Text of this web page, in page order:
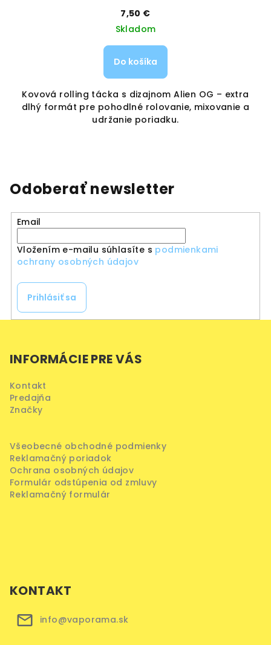
7,50 €
Skladom
Do košíka
Kovová rolling tácka s dizajnom Alien OG – extra
dlhý formát pre pohodlné rolovanie, mixovanie a
udržanie poriadku.
Odoberať newsletter
Email
Vložením e-mailu súhlasíte s podmienkami
ochrany osobných údajov
Prihlásiť sa
INFORMÁCIE PRE VÁS
Kontakt
Predajňa
Značky
Všeobecné obchodné podmienky
Reklamačný poriadok
Ochrana osobných údajov
Formulár odstúpenia od zmluvy
Reklamačný formulár
KONTAKT
info@vaporama.sk